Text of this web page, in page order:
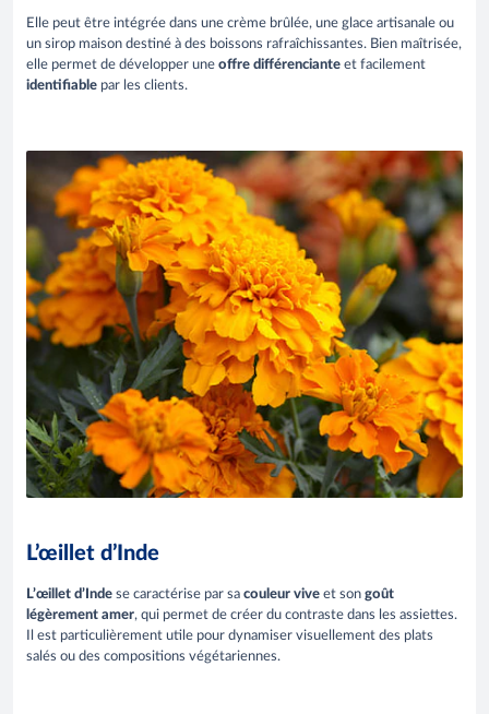
Elle peut être intégrée dans une crème brûlée, une glace artisanale ou
un sirop maison destiné à des boissons rafraîchissantes. Bien maîtrisée,
elle permet de développer une offre différenciante et facilement
identifiable par les clients.
L’œillet d’Inde
L’œillet d’Inde se caractérise par sa couleur vive et son goût
légèrement amer, qui permet de créer du contraste dans les assiettes.
Il est particulièrement utile pour dynamiser visuellement des plats
salés ou des compositions végétariennes.